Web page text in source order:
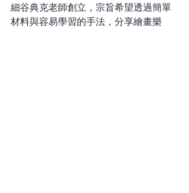
細谷典克老師創立，宗旨希望透過簡單
材料與容易學習的手法，分享繪畫樂